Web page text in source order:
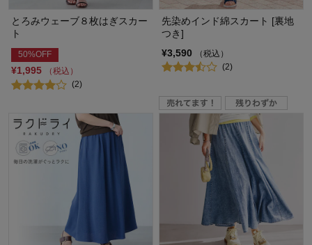
とろみウェーブ８枚はぎスカー
ト
50%OFF
¥1,995
（税込）
(2)
先染めインド綿スカート [裏地
つき]
¥3,590
（税込）
(2)